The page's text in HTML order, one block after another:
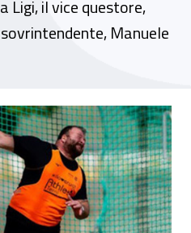
Ligi, il vice questore,
Manuele
stradale